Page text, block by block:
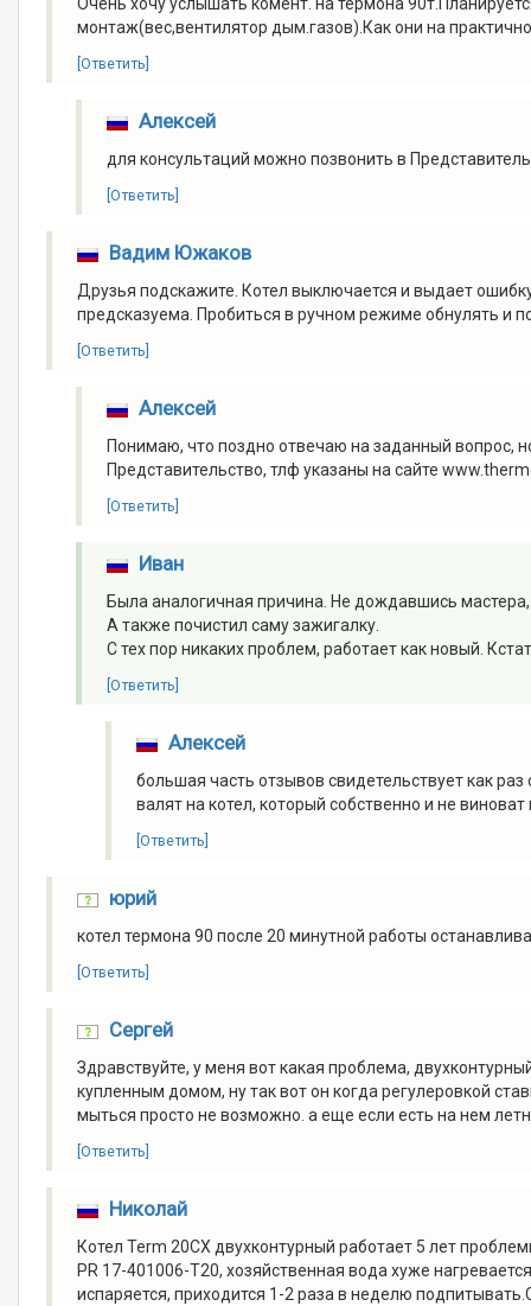
монтаж(вес,вентилятор дым.газов).Как они на
[Ответить]
Алексей
для консультаций можно позвонить в
[Ответить]
Вадим Южаков
Друзья подскажите. Котел выключается и выдает
предсказуема. Пробиться в ручном режиме обнулять и
[Ответить]
Алексей
Понимаю, что поздно отвечаю на заданный вопрос,
Представительство, тлф указаны на сайте
[Ответить]
Иван
Была аналогичная причина. Не дождавшись
А также почистил саму зажигалку.
С тех пор никаких проблем, работает как новый.
[Ответить]
Алексей
большая часть отзывов свидетельствует как
валят на котел, который собственно и не
[Ответить]
юрий
котел термона 90 после 20 минутной работы
[Ответить]
Сергей
Здравствуйте, у меня вот какая проблема,
купленным домом, ну так вот он когда регулеровкой
мыться просто не возможно. а еще если есть на нем
[Ответить]
Николай
Котел Term 20СХ двухконтурный работает 5 лет
PR 17-401006-T20, хозяйственная вода хуже
испаряется, приходится 1-2 раза в неделю